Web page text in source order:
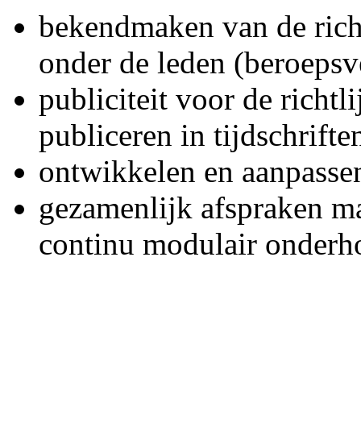
bekendmaken van de
onder de leden
publiciteit voor de
publiceren in
ontwikkelen en
gezamenlijk afspraken
continu modulair